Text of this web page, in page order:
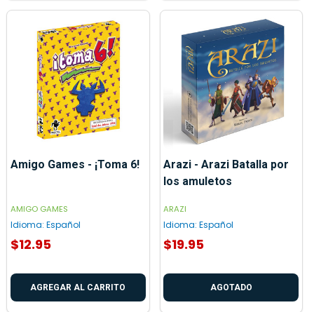
Amigo Games - ¡Toma 6!
AMIGO GAMES
Idioma: Español
$12.95
AGREGAR AL CARRITO
Arazi - Arazi Batalla por
los amuletos
ARAZI
Idioma: Español
$19.95
AGOTADO